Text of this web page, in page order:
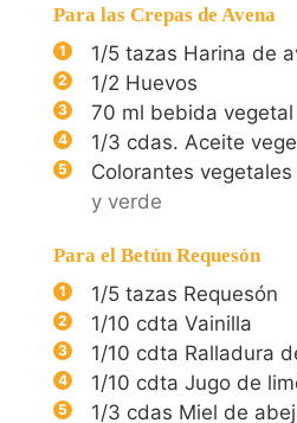
Para las Crepas de Avena
1/5 tazas Harina de
1/2 Huevos
70 ml bebida
1/3 cdas. Aceite
Colorantes vegetales
y verde
Para el Betún Requesón
1/5 tazas Requesón
1/10 cdta Vainilla
1/10 cdta Ralladura
1/10 cdta Jugo de
1/3 cdas Miel de